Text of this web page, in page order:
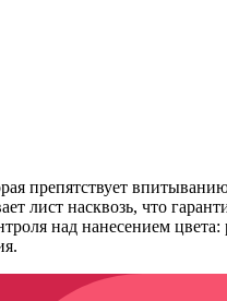
препятствует
насквозь, что
над нанесением